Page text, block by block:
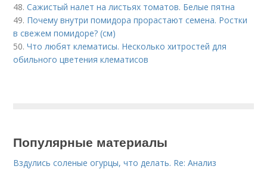
48.Сажистый налет на листьях томатов. Белые пятна
49. Почему внутри помидора прорастают семена. Ростки
в свежем помидоре? (см)
50.Что любят клематисы. Несколько хитростей для
обильного цветения клематисов
Популярные материалы
Вздулись соленые огурцы, что делать. Re: Анализ